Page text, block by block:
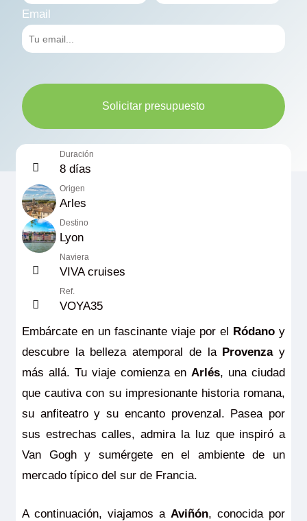
Email
Solicitar presupuesto
Duración
8 días
Origen
Arles
Destino
Lyon
Naviera
VIVA cruises
Ref.
VOYA35
Embárcate en un fascinante viaje por el Ródano y
descubre la belleza atemporal de la Provenzay
más allá. Tu viaje comienza enArlés, una ciudad
que cautiva con su impresionante historia romana,
su anfiteatro y su encanto provenzal. Pasea por
sus estrechas calles, admira la luz que inspiró a
Van Gogh y sumérgete en el ambiente de un
mercado típico del sur de Francia.
A continuación, viajamos a Aviñón, conocida por